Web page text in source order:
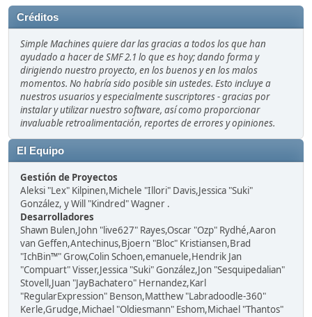
Créditos
Simple Machines quiere dar las gracias a todos los que han
ayudado a hacer de SMF 2.1 lo que es hoy; dando forma y
dirigiendo nuestro proyecto, en los buenos y en los malos
momentos. No habría sido posible sin ustedes. Esto incluye a
nuestros usuarios y especialmente suscriptores - gracias por
instalar y utilizar nuestro software, así como proporcionar
invaluable retroalimentación, reportes de errores y opiniones.
El Equipo
Gestión de Proyectos
Aleksi "Lex" Kilpinen,Michele "Illori" Davis,Jessica "Suki"
González, y Will "Kindred" Wagner .
Desarrolladores
Shawn Bulen,John "live627" Rayes,Oscar "Ozp" Rydhé,Aaron
van Geffen,Antechinus,Bjoern "Bloc" Kristiansen,Brad
"IchBin™" Grow,Colin Schoen,emanuele,Hendrik Jan
"Compuart" Visser,Jessica "Suki" González,Jon "Sesquipedalian"
Stovell,Juan "JayBachatero" Hernandez,Karl
"RegularExpression" Benson,Matthew "Labradoodle-360"
Kerle,Grudge,Michael "Oldiesmann" Eshom,Michael "Thantos"